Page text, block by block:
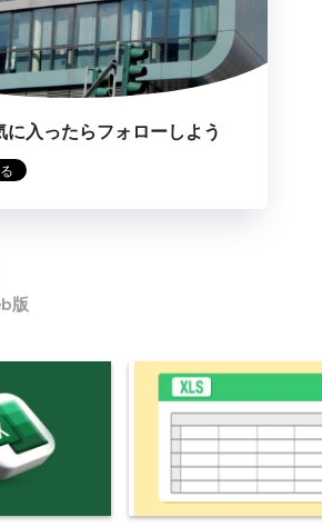
に入ったらフォローしよう
版